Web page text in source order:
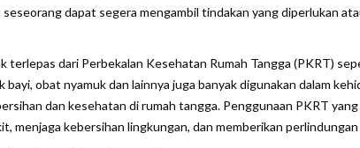
dapat segera mengambil tindakan yang diperlukan
terlepas dari Perbekalan Kesehatan Rumah Tangga (PKRT)
obat nyamuk dan lainnya juga banyak digunakan dalam
dan kesehatan di rumah tangga. Penggunaan PKRT
menjaga kebersihan lingkungan, dan memberikan